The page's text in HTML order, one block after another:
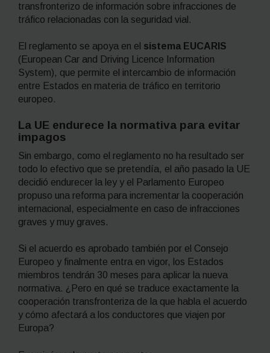
transfronterizo de información sobre infracciones de
tráfico relacionadas con la seguridad vial.
El reglamento se apoya en el sistema EUCARIS
(European Car and Driving Licence Information
System), que permite el intercambio de información
entre Estados en materia de tráfico en territorio
europeo.
La UE endurece la normativa para evitar
impagos
Sin embargo, como el reglamento no ha resultado ser
todo lo efectivo que se pretendía, el año pasado la UE
decidió endurecer la ley y el Parlamento Europeo
propuso una reforma para incrementar la cooperación
internacional, especialmente en caso de infracciones
graves y muy graves.
Si el acuerdo es aprobado también por el Consejo
Europeo y finalmente entra en vigor, los Estados
miembros tendrán 30 meses para aplicar la nueva
normativa. ¿Pero en qué se traduce exactamente la
cooperación transfronteriza de la que habla el acuerdo
y cómo afectará a los conductores que viajen por
Europa?